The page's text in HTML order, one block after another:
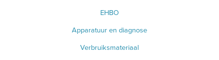
EHBO
Apparatuur en diagnose
Verbruiksmateriaal